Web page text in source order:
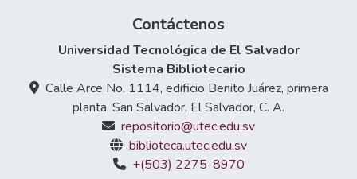
Contáctenos
Universidad Tecnológica de El Salvador
Sistema Bibliotecario
Calle Arce No. 1114, edificio Benito Juárez, primera
planta, San Salvador, El Salvador, C. A.
repositorio@utec.edu.sv
biblioteca.utec.edu.sv
+(503) 2275-8970